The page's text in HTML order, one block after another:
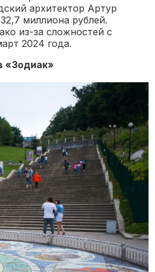
архитектор Артур
миллиона рублей.
из-за сложностей с
2024 года.
«Зодиак»